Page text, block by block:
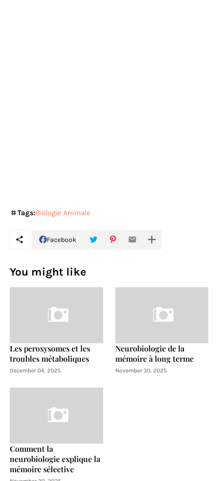
Tags:Biologie Animale
Facebook
You might like
Les peroxysomes et les
troubles métaboliques
December 04, 2025
Neurobiologie de la
mémoire à long terme
November 30, 2025
Comment la
neurobiologie explique la
mémoire sélective